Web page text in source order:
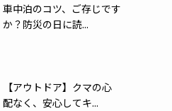
車中泊のコツ、ご存じです
か？防災の日に読...
【アウトドア】クマの心
配なく、安心してキ...